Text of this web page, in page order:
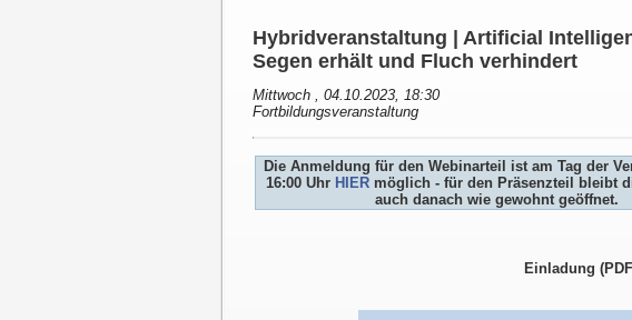
Hybridveranstaltung | Artificial
Segen erhält und Fluch verhindert
Mittwoch , 04.10.2023, 18:30
Fortbildungsveranstaltung
Die Anmeldung für den Webinarteil ist am Tag der
16:00 Uhr HIERmöglich - für den Präsenzteil bleibt
auch danach wie gewohnt geöffnet.
Einladung